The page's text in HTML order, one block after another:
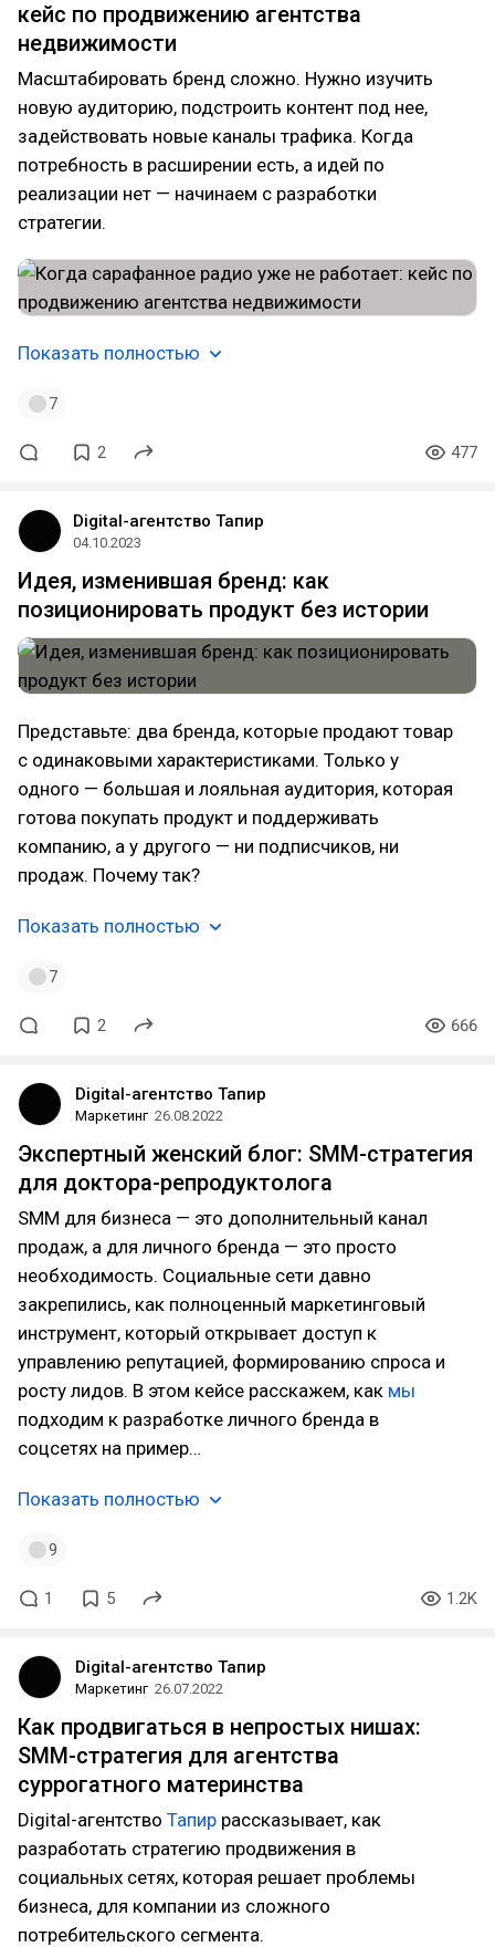
кейс по продвижению агентства
недвижимости
Масштабировать бренд сложно. Нужно изучить
новую аудиторию, подстроить контент под нее,
задействовать новые каналы трафика. Когда
потребность в расширении есть, а идей по
реализации нет — начинаем с разработки
стратегии.
Показать полностью
7
2 477
Digital-агентство Тапир
04.10.2023
Идея, изменившая бренд: как
позиционировать продукт без истории
Представьте: два бренда, которые продают товар
с одинаковыми характеристиками. Только у
одного — большая и лояльная аудитория, которая
готова покупать продукт и поддерживать
компанию, а у другого — ни подписчиков, ни
продаж. Почему так?
Показать полностью
7
2 666
Digital-агентство Тапир
Маркетинг 26.08.2022
Экспертный женский блог: SMM-стратегия
для доктора-репродуктолога
SMM для бизнеса — это дополнительный канал
продаж, а для личного бренда — это просто
необходимость. Социальные сети давно
закрепились, как полноценный маркетинговый
инструмент, который открывает доступ к
управлению репутацией, формированию спроса и
росту лидов. В этом кейсе расскажем, как мы
подходим к разработке личного бренда в
соцсетях на пример…
Показать полностью
9
1 5 1.2K
Digital-агентство Тапир
Маркетинг 26.07.2022
Как продвигаться в непростых нишах:
SMM-стратегия для агентства
суррогатного материнства
Digital-агентство Тапир рассказывает, как
разработать стратегию продвижения в
социальных сетях, которая решает проблемы
бизнеса, для компании из сложного
потребительского сегмента.